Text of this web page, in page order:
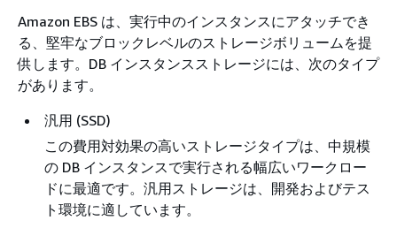
Amazon EBS は、実行中のインスタンスにアタッチでき
る、堅牢なブロックレベルのストレージボリュームを提
供します。DB インスタンスストレージには、次のタイプ
があります。
汎用 (SSD)
この費用対効果の高いストレージタイプは、中規模
の DB インスタンスで実行される幅広いワークロー
ドに最適です。汎用ストレージは、開発およびテス
ト環境に適しています。